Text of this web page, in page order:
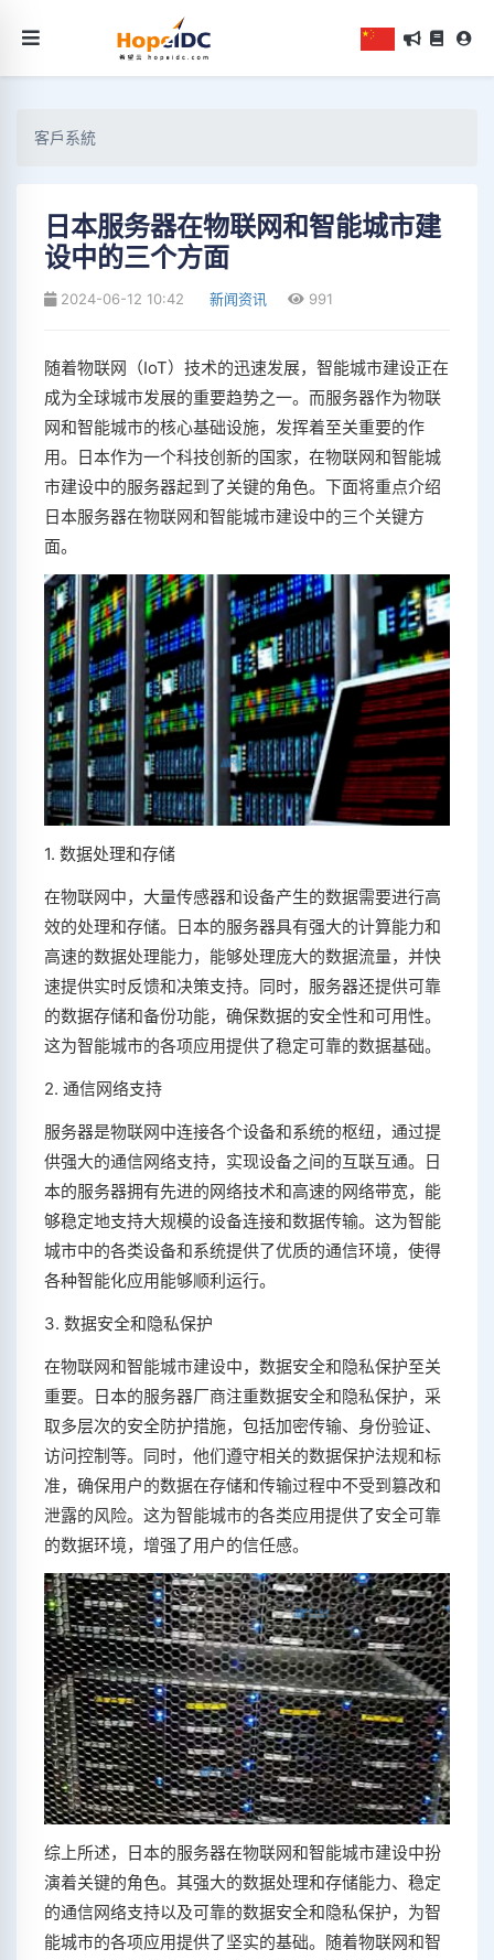
客戶系統
日本服务器在物联网和智能城市建
设中的三个方面
2024-06-12 10:42 新闻资讯 991
随着物联网（IoT）技术的迅速发展，智能城市建设正在
成为全球城市发展的重要趋势之一。而服务器作为物联
网和智能城市的核心基础设施，发挥着至关重要的作
用。日本作为一个科技创新的国家，在物联网和智能城
市建设中的服务器起到了关键的角色。下面将重点介绍
日本服务器在物联网和智能城市建设中的三个关键方
面。
1. 数据处理和存储
在物联网中，大量传感器和设备产生的数据需要进行高
效的处理和存储。日本的服务器具有强大的计算能力和
高速的数据处理能力，能够处理庞大的数据流量，并快
速提供实时反馈和决策支持。同时，服务器还提供可靠
的数据存储和备份功能，确保数据的安全性和可用性。
这为智能城市的各项应用提供了稳定可靠的数据基础。
2. 通信网络支持
服务器是物联网中连接各个设备和系统的枢纽，通过提
供强大的通信网络支持，实现设备之间的互联互通。日
本的服务器拥有先进的网络技术和高速的网络带宽，能
够稳定地支持大规模的设备连接和数据传输。这为智能
城市中的各类设备和系统提供了优质的通信环境，使得
各种智能化应用能够顺利运行。
3. 数据安全和隐私保护
在物联网和智能城市建设中，数据安全和隐私保护至关
重要。日本的服务器厂商注重数据安全和隐私保护，采
取多层次的安全防护措施，包括加密传输、身份验证、
访问控制等。同时，他们遵守相关的数据保护法规和标
准，确保用户的数据在存储和传输过程中不受到篡改和
泄露的风险。这为智能城市的各类应用提供了安全可靠
的数据环境，增强了用户的信任感。
综上所述，日本的服务器在物联网和智能城市建设中扮
演着关键的角色。其强大的数据处理和存储能力、稳定
的通信网络支持以及可靠的数据安全和隐私保护，为智
能城市的各项应用提供了坚实的基础。随着物联网和智